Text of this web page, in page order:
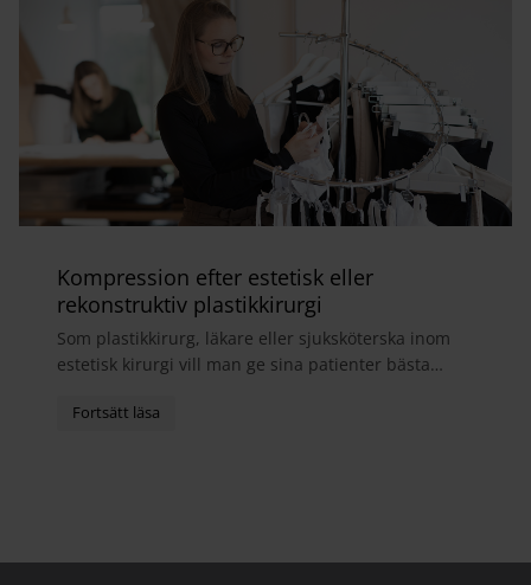
Kompression efter estetisk eller
rekonstruktiv plastikkirurgi
Som plastikkirurg, läkare eller sjuksköterska inom
estetisk kirurgi vill man ge sina patienter bästa
operatio...